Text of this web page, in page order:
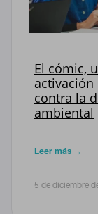
El cómic,
activación
contra la
ambiental
Leer más →
5 de diciembre